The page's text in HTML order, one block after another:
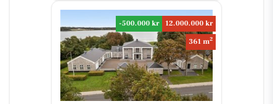
-500.000 kr
12.000.000 kr
361 m2